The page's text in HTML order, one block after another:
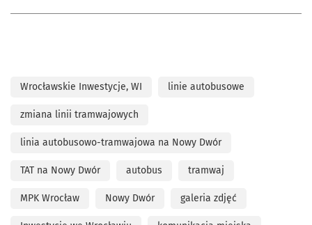
Wrocławskie Inwestycje, WI linie autobusowe
zmiana linii tramwajowych
linia autobusowo-tramwajowa na Nowy Dwór
TAT na Nowy Dwór autobus tramwaj
MPK Wrocław Nowy Dwór galeria zdjęć